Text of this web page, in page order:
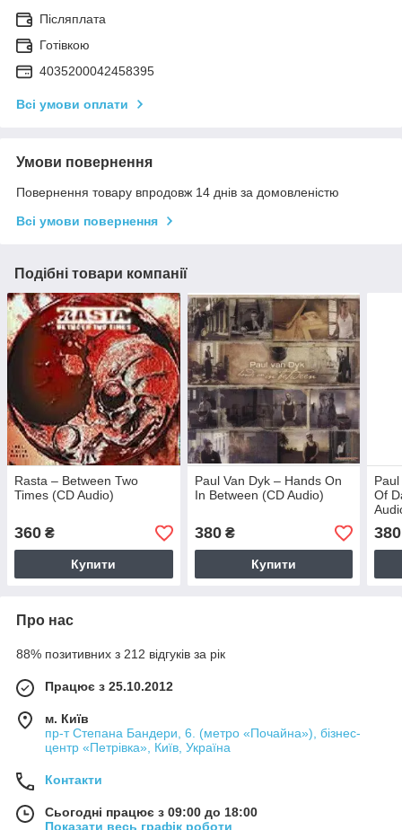
Післяплата
Готівкою
4035200042458395
Всі умови оплати
Умови повернення
Повернення товару впродовж 14 днів за домовленістю
Всі умови повернення
Подібні товари компанії
Rasta – Between Two
Times (CD Audio)
360 ₴
Купити
Paul Van Dyk – Hands On
In Between (CD Audio)
380₴
Купити
Of
380
Про нас
88% позитивних з 212 відгуків за рік
Працює з 25.10.2012
м. Київ
пр-т Степана Бандери, 6. (метро «Почайна»), бізнес-
центр «Петрівка», Київ, Україна
Контакти
Сьогодні працює з 09:00 до 18:00
Показати весь графік роботи